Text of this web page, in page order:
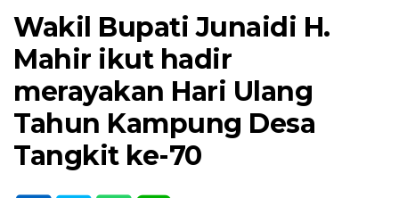
Wakil Bupati Junaidi H.
Mahir ikut hadir
merayakan Hari Ulang
Tahun Kampung Desa
Tangkit ke-70